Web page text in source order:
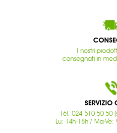
I nostri
consegnati in
SERVIZIO
Tél. 024 510 50 50
Lu: 14h-18h / Ma-